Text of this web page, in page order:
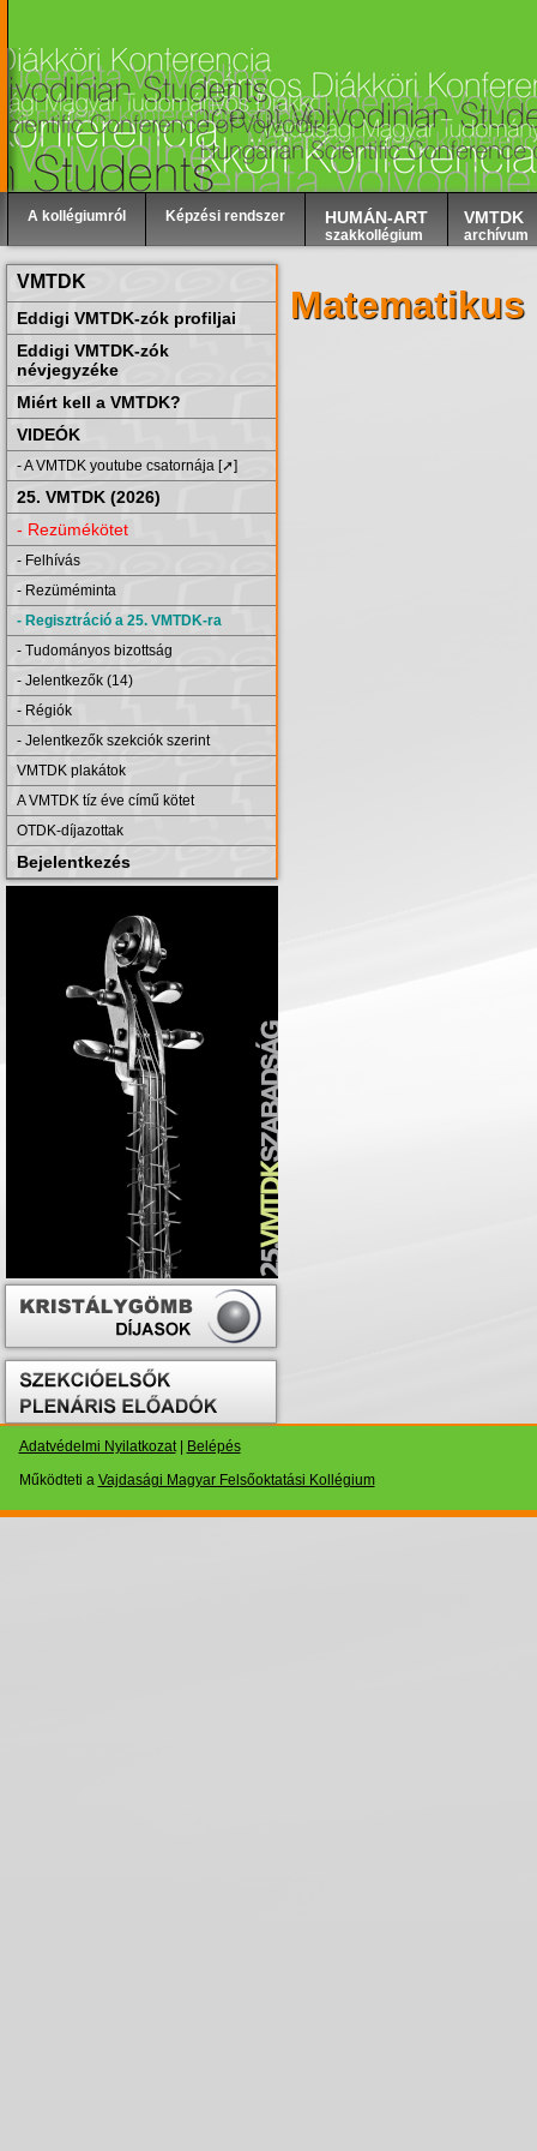
A kollégiumról Képzési rendszer HUMÁN-ART
szakkollégium
VMTDK
archívum
VMTDK
Eddigi VMTDK-zók profiljai
Eddigi VMTDK-zók
névjegyzéke
Miért kell a VMTDK?
VIDEÓK
- A VMTDK youtube csatornája [➚]
25. VMTDK (2026)
- Rezümékötet
- Felhívás
- Rezüméminta
- Regisztráció a 25. VMTDK-ra
- Tudományos bizottság
- Jelentkezők (14)
- Régiók
- Jelentkezők szekciók szerint
VMTDK plakátok
A VMTDK tíz éve című kötet
OTDK-díjazottak
Bejelentkezés
Matematikus
Adatvédelmi Nyilatkozat|
Belépés
Működteti a Vajdasági Magyar Felsőoktatási Kollégium